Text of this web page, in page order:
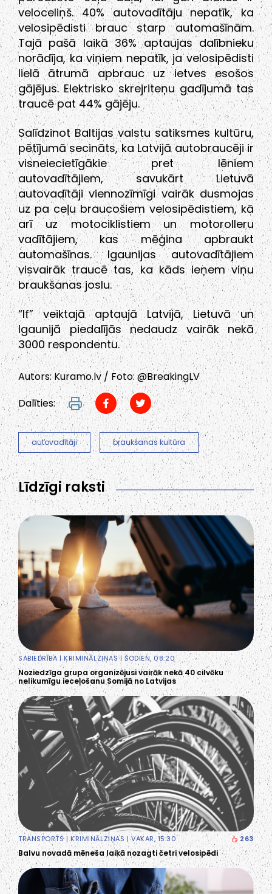
veloceliņš. 40% autovadītāju nepatīk, ka
velosipēdisti brauc starp automašīnām.
Tajā pašā laikā 36% aptaujas dalībnieku
norādīja, ka viņiem nepatīk, ja velosipēdisti
lielā ātrumā apbrauc uz ietves esošos
gājējus. Elektrisko skrejriteņu gadījumā tas
traucē pat 44% gājēju.
Salīdzinot Baltijas valstu satiksmes kultūru,
pētījumā secināts, ka Latvijā autobraucēji ir
visneiecietīgākie pret lēniem
autovadītājiem, savukārt Lietuvā
autovadītāji viennozīmīgi vairāk dusmojas
uz pa ceļu braucošiem velosipēdistiem, kā
arī uz motociklistiem un motorolleru
vadītājiem, kas mēģina apbraukt
automašīnas. Igaunijas autovadītājiem
visvairāk traucē tas, ka kāds ieņem viņu
braukšanas joslu.
“If” veiktajā aptaujā Latvijā, Lietuvā un
Igaunijā piedalījās nedaudz vairāk nekā
3000 respondentu.
Autors: Kuramo.lv / Foto: @BreakingLV
Dalīties:
autovadītāji braukšanas kultūra
Līdzīgi raksti
SABIEDRĪBA |KRIMINĀLZIŅAS| ŠODIEN, 08:20
Noziedzīga grupa organizējusi vairāk nekā 40 cilvēku
nelikumīgu ieceļošanu Somijā no Latvijas
TRANSPORTS|KRIMINĀLZIŅAS| VAKAR, 15:30 263
Balvu novadā mēneša laikā nozagti četri velosipēdi